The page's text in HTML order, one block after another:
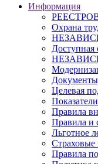
Информация
Охрана
Целевая
Правила
Правила и
Льготное
Страховые
Правила